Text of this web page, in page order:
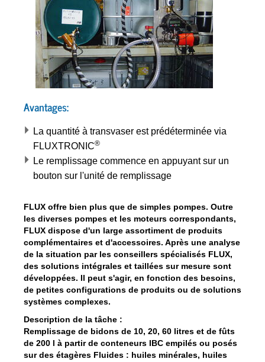
Avantages:
La quantité à transvaser est prédéterminée via
FLUXTRONIC®
Le remplissage commence en appuyant sur un
bouton sur l'unité de remplissage
FLUX offre bien plus que de simples pompes. Outre
les diverses pompes et les moteurs correspondants,
FLUX dispose d'un large assortiment de produits
complémentaires et d'accessoires. Après une analyse
de la situation par les conseillers spécialisés FLUX,
des solutions intégrales et taillées sur mesure sont
développées. Il peut s'agir, en fonction des besoins,
de petites configurations de produits ou de solutions
systèmes complexes.
Description de la tâche :
Remplissage de bidons de 10, 20, 60 litres et de fûts
de 200 l à partir de conteneurs IBC empilés ou posés
sur des étagères Fluides : huiles minérales, huiles